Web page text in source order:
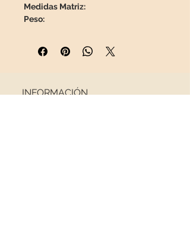
Medidas Matriz:
Peso:
Esta pieza viajará en un
paquete
asegurado
en una caja
INFORMACIÓN